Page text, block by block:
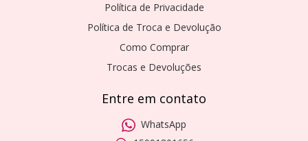
Política de Privacidade
Política de Troca e Devolução
Como Comprar
Trocas e Devoluções
Entre em contato
WhatsApp